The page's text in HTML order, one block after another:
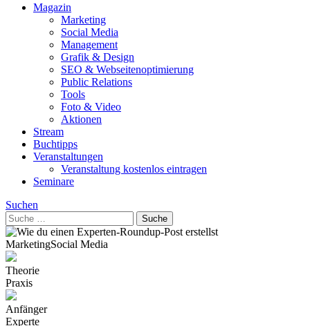
Magazin
Marketing
Social Media
Management
Grafik & Design
SEO & Webseitenoptimierung
Public Relations
Tools
Foto & Video
Aktionen
Stream
Buchtipps
Veranstaltungen
Veranstaltung kostenlos eintragen
Seminare
Suchen
MarketingSocial Media
Theorie
Praxis
Anfänger
Experte